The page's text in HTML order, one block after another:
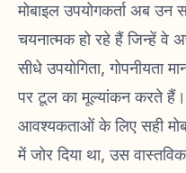
मोबाइल उपयोगकर्ता अब उन
चयनात्मक हो रहे हैं जिन्हें वे
सीधे उपयोगिता, गोपनीयता
पर टूल का मूल्यांकन करते हैं।
आवश्यकताओं के लिए सही
में जोर दिया था, उस